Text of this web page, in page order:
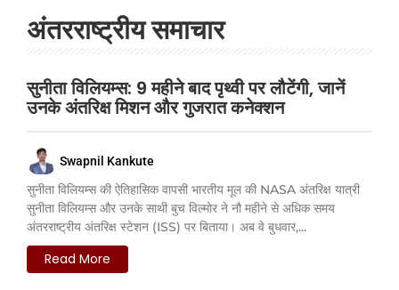
अंतरराष्ट्रीय समाचार
सुनीता विलियम्स: 9 महीने बाद पृथ्वी पर लौटेंगी, जानें
उनके अंतरिक्ष मिशन और गुजरात कनेक्शन
Swapnil Kankute
सुनीता विलियम्स की ऐतिहासिक वापसी भारतीय मूल की NASA अंतरिक्ष यात्री
सुनीता विलियम्स और उनके साथी बुच विल्मोर ने नौ महीने से अधिक समय
अंतरराष्ट्रीय अंतरिक्ष स्टेशन (ISS) पर बिताया। अब वे बुधवार,...
Read More